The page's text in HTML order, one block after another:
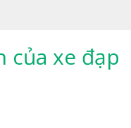
của xe đạp